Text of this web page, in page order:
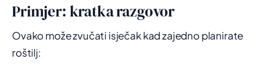
Primjer: kratka razgovor
Ovako može zvučati isječak kad zajedno planirate
roštilj: